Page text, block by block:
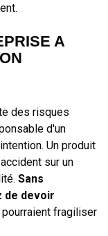
A
des risques
d'un
Un produit
sur un
Sans
de devoir
pourraient fragiliser